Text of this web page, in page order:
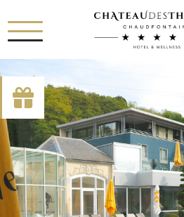
[availability_search
category_include="sejour,
RUE HAUSTER 9, B-4050
+32(0)4 367